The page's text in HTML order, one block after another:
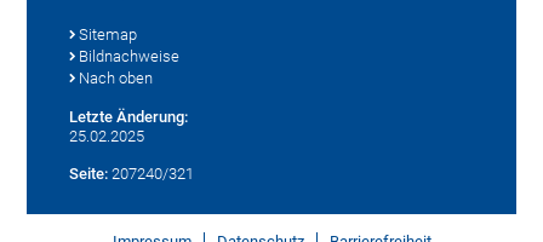
Sitemap
Bildnachweise
Nach oben
Letzte Änderung:
25.02.2025
Seite: 207240/321